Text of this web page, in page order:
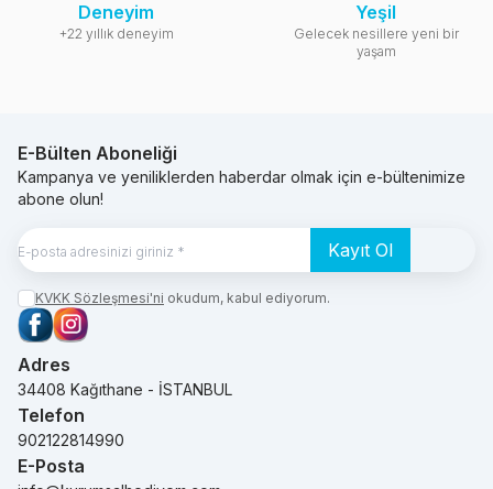
Deneyim
+22 yıllık deneyim
Yeşil
Gelecek nesillere yeni bir
yaşam
E-Bülten Aboneliği
Kampanya ve yeniliklerden haberdar olmak için e-bültenimize
abone olun!
Kayıt Ol
KVKK Sözleşmesi'ni okudum, kabul ediyorum.
Facebook
Instagram
Adres
34408 Kağıthane - İSTANBUL
Telefon
902122814990
E-Posta